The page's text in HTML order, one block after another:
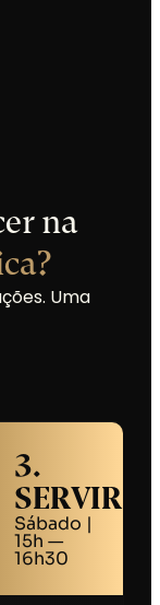
na
Uma
3.
SERVIR
Sábado |
15h —
16h30